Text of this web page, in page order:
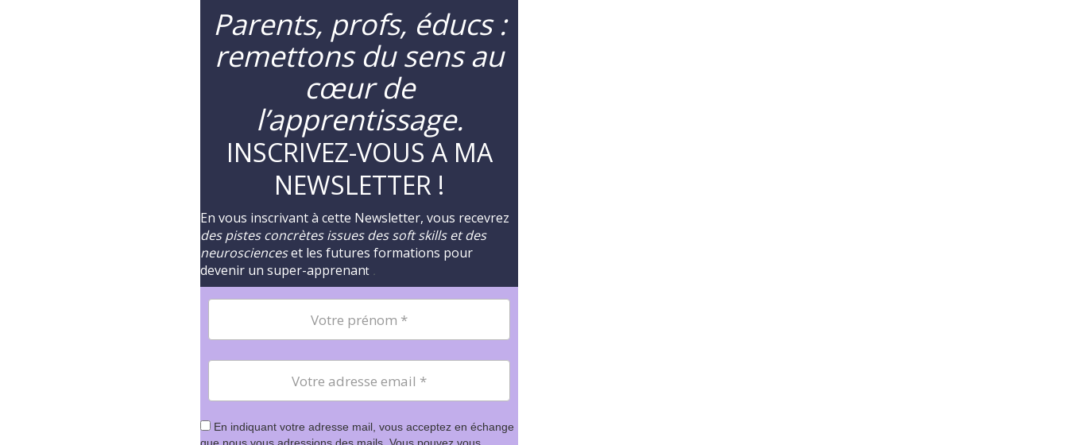
Parents, profs, éducs :
remettons du sens au
cœur de
l’apprentissage.
INSCRIVEZ-VOUS A MA
NEWSLETTER !
En vous inscrivant à cette Newsletter, vous recevrez
des pistes concrètes issues des soft skills et des
neuroscienceset les futures formations pour
devenir un super-apprenant .
En indiquant votre adresse mail, vous acceptez en échange